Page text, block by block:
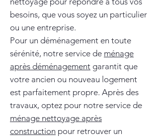
besoins, que vous soyez un particulier
ou une entreprise.
Pour un déménagement en toute
sérénité, notre service de ménage
après déménagement garantit que
votre ancien ou nouveau logement
est parfaitement propre. Après des
travaux, optez pour notre service de
ménage nettoyage après
construction pour retrouver un